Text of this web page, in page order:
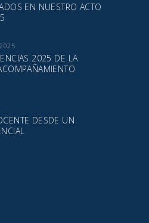
EN NUESTRO ACTO
2025 DE LA
DESDE UN